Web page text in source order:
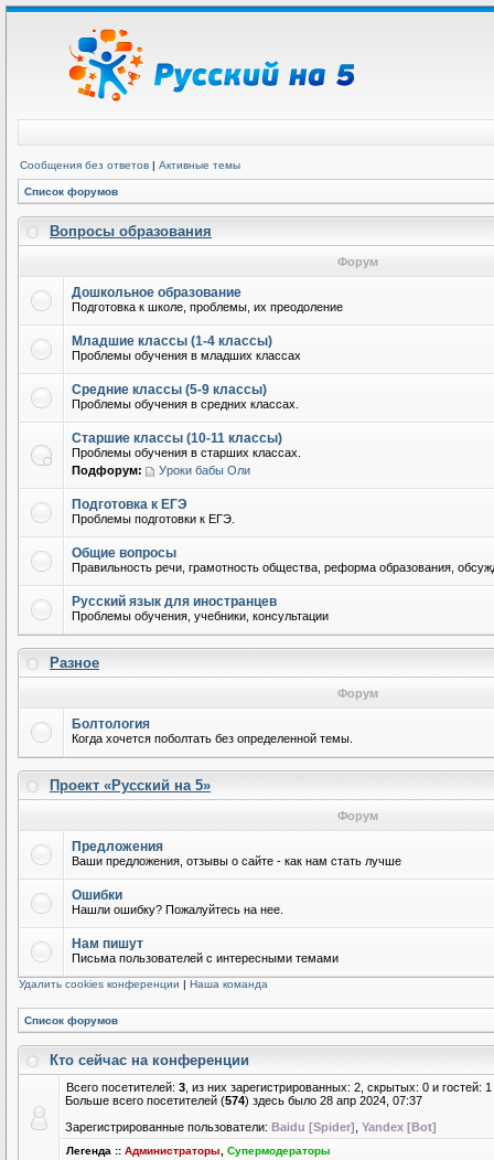
Сообщения без ответов | Активные темы
Список форумов
Вопросы образования
Форум
Дошкольное образование
Подготовка к школе, проблемы, их преодоление
Младшие классы (1-4 классы)
Проблемы обучения в младших классах
Средние классы (5-9 классы)
Проблемы обучения в средних классах.
Старшие классы (10-11 классы)
Проблемы обучения в старших классах.
Подфорум:
Уроки бабы Оли
Подготовка к ЕГЭ
Проблемы подготовки к ЕГЭ.
Общие вопросы
Правильность речи, грамотность общества, реформа образования,
Русский язык для иностранцев
Проблемы обучения, учебники, консультации
Разное
Форум
Болтология
Когда хочется поболтать без определенной темы.
Проект «Русский на 5»
Форум
Предложения
Ваши предложения, отзывы о сайте - как нам стать лучше
Ошибки
Нашли ошибку? Пожалуйтесь на нее.
Нам пишут
Письма пользователей с интересными темами
Удалить cookies конференции | Наша команда
Список форумов
Кто сейчас на конференции
Всего посетителей: 3 , из них зарегистрированных: 2, скрытых: 0 и
Больше всего посетителей (574) здесь было 28 апр 2024, 07:37
Зарегистрированные пользователи: Baidu [Spider] Yandex [Bot]
Легенда :: Администраторы Супермодераторы